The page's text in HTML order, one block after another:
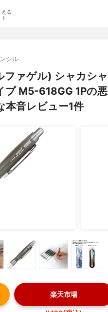
る
シル
ァゲル) シャカシ
プ M5-618GG 1Pの
本音レビュー1件
楽天市場